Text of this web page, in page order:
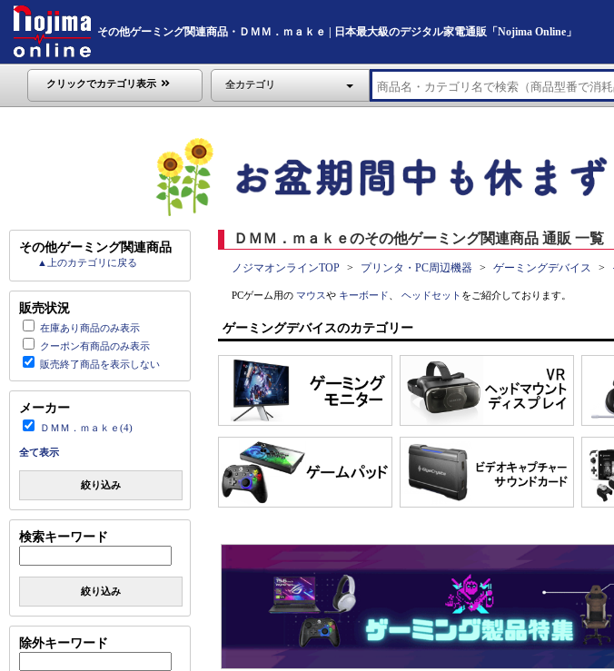
その他ゲーミング関連商品・ＤＭＭ．ｍａｋｅ | 日本最大級のデジタル家電通販「Nojima Online」
クリックでカテゴリ表示 全カテゴリ
その他ゲーミング関連商品
▲上のカテゴリに戻る
販売状況
在庫あり商品のみ表示
クーポン有商品のみ表示
販売終了商品を表示しない
メーカー
ＤＭＭ．ｍａｋｅ(4)
全て表示
絞り込み
検索キーワード
絞り込み
除外キーワード
ＤＭＭ．ｍａｋｅのその他ゲーミング関連商品 通販 一覧
ノジマオンラインTOP プリンタ・PC周辺機器 ゲーミングデバイス
PCゲーム用の マウスや キーボード ヘッドセット をご紹介しております。
ゲーミングデバイスのカテゴリー